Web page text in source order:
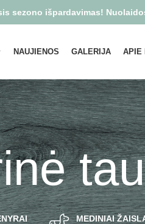
NAUJIENOS GALERIJA APIE
MEDINIAI
sezono išpardavimas!